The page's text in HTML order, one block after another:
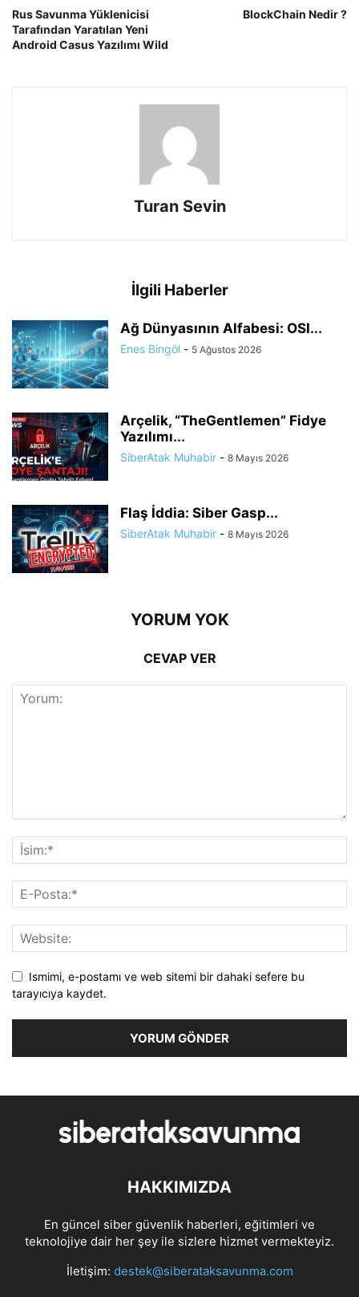
Rus Savunma Yüklenicisi
Tarafından Yaratılan Yeni
Android Casus Yazılımı Wild
BlockChain Nedir ?
Turan Sevin
İlgili Haberler
Ağ Dünyasının Alfabesi: OSI...
Enes Bingöl - 5 Ağustos 2026
Arçelik, “TheGentlemen” Fidye
Yazılımı...
SiberAtak Muhabir - 8 Mayıs 2026
Flaş İddia: Siber Gasp...
SiberAtak Muhabir - 8 Mayıs 2026
YORUM YOK
CEVAP VER
Ismimi, e-postamı ve web sitemi bir dahaki sefere bu
tarayıcıya kaydet.
HAKKIMIZDA
En güncel siber güvenlik haberleri, eğitimleri ve
teknolojiye dair her şey ile sizlere hizmet vermekteyiz.
İletişim: destek@siberataksavunma.com